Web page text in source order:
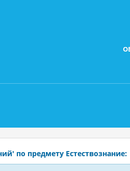
по предмету Естествознание: